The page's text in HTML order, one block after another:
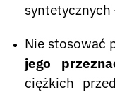
syntetycznych
Nie stosować
jego
ciężkich